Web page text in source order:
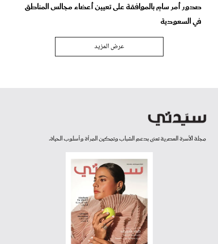
صدور أمر سامٍ بالموافقة على تعيين أعضاء مجالس المناطق
في السعودية
عرض المزيد
مجلة الأسرة العصرية تعنى بدعم الشباب وتمكين المرأة وأسلوب الحياة.